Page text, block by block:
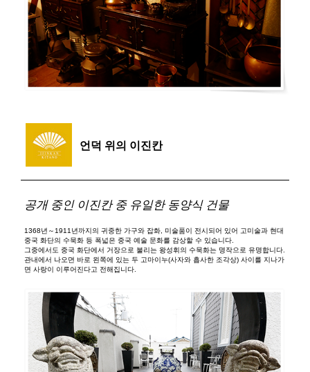
언덕 위의 이진칸
공개 중인 이진칸 중 유일한 동양식 건물
1368년～1911년까지의 귀중한 가구와 잡화, 미술품이 전시되어 있어 고미술과 현대
중국 화단의 수묵화 등 폭넓은 중국 예술 문화를 감상할 수 있습니다.
그중에서도 중국 화단에서 거장으로 불리는 왕성휘의 수묵화는 명작으로 유명합니다.
관내에서 나오면 바로 왼쪽에 있는 두 고마이누(사자와 흡사한 조각상) 사이를 지나가
면 사랑이 이루어진다고 전해집니다.